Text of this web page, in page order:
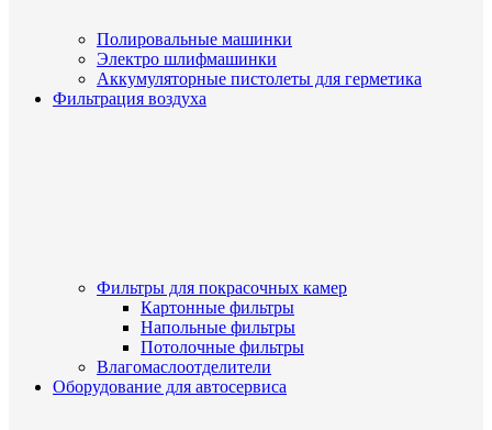
Полировальные машинки
Электро шлифмашинки
Аккумуляторные пистолеты для герметика
Фильтрация воздуха
Фильтры для покрасочных камер
Картонные фильтры
Напольные фильтры
Потолочные фильтры
Влагомаслоотделители
Оборудование для автосервиса